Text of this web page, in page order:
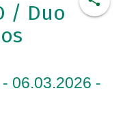
/ Duo
06.03.2026 -